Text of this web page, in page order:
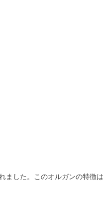
した。このオルガンの特徴